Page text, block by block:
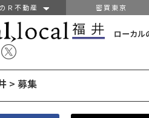
Ｒ不動産 密買東京
ローカル
> 募集